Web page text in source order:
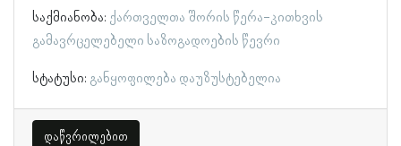
საქმიანობა: ქართველთა შორის წერა-კითხვის
გამავრცელებელი საზოგადოების წევრი
სტატუსი: განყოფილება დაუზუსტებელია
დაწვრილებით